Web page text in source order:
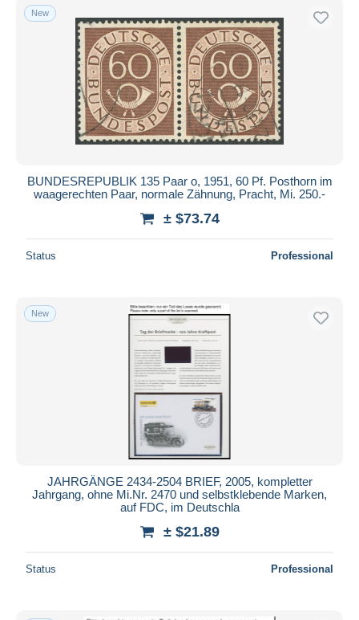
New
BUNDESREPUBLIK 135 Paar o, 1951, 60 Pf. Posthorn im
waagerechten Paar, normale Zähnung, Pracht, Mi. 250.-
± $73.74
Status Professional
New
JAHRGÄNGE 2434-2504 BRIEF, 2005, kompletter
Jahrgang, ohne Mi.Nr. 2470 und selbstklebende Marken,
auf FDC, im Deutschla
± $21.89
Status Professional